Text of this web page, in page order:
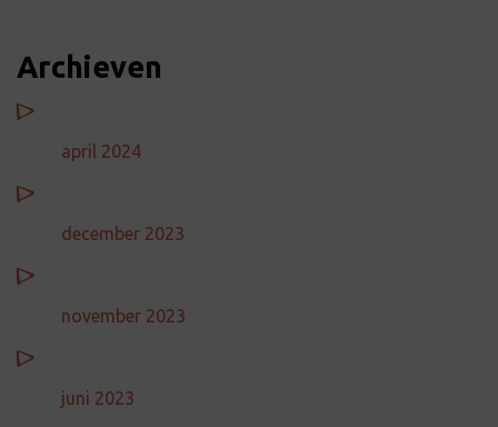
Archieven
april 2024
december 2023
november 2023
juni 2023